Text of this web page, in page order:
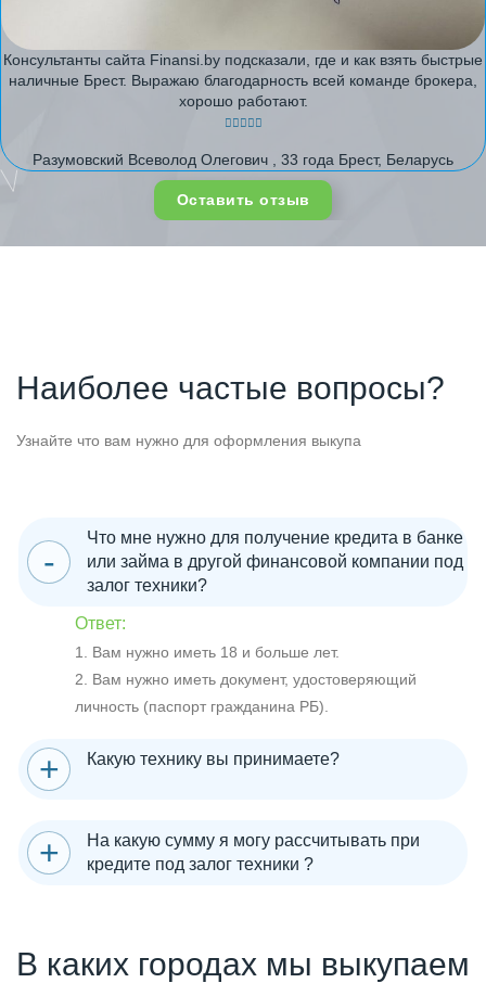
Консультанты сайта Finansi.by подсказали, где и как взять быстрые
наличные Брест. Выражаю благодарность всей команде брокера,
хорошо работают.
Разумовский Всеволод Олегович , 33 года Брест, Беларусь
Оставить отзыв
Наиболее частые вопросы?
Узнайте что вам нужно для оформления выкупа
Что мне нужно для получение кредита в банке
или займа в другой финансовой компании под
залог техники?
Ответ:
1. Вам нужно иметь 18 и больше лет.
2. Вам нужно иметь документ, удостоверяющий
личность (паспорт гражданина РБ).
Какую технику вы принимаете?
На какую сумму я могу рассчитывать при
кредите под залог техники ?
В каких городах мы выкупаем